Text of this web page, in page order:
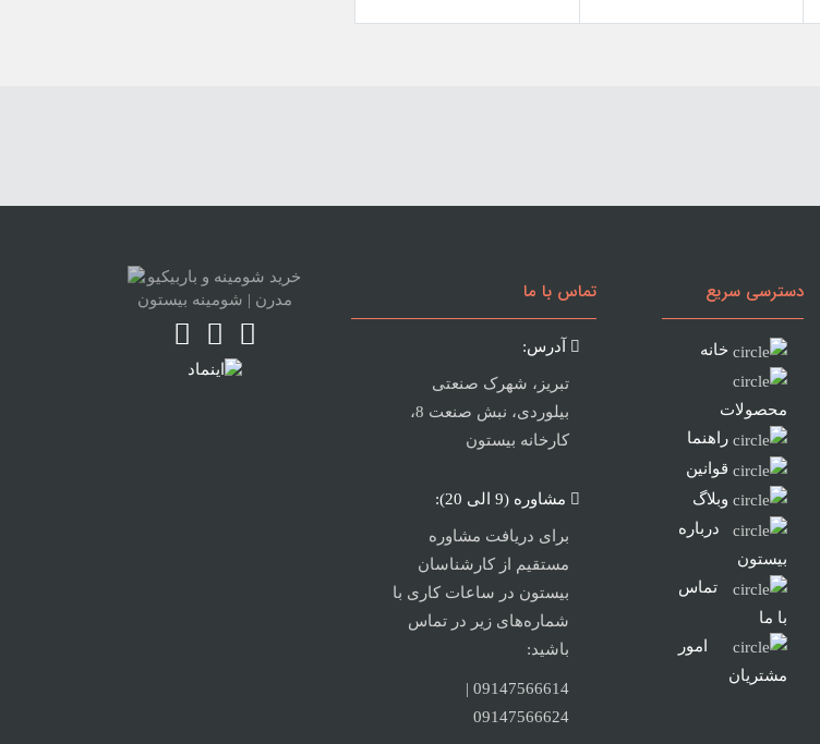
دسترسی سریع
خانه
محصولات
راهنما
قوانین
وبلاگ
درباره
بیستون
تماس
با ما
امور
مشتریان
تماس با ما
آدرس:
تبریز، شهرک صنعتی
بیلوردی، نبش صنعت 8،
کارخانه بیستون
مشاوره (9 الی 20):
برای دریافت مشاوره
مستقیم از کارشناسان
بیستون در ساعات کاری با
شماره‌های زیر در تماس
باشید:
09147566614 |
09147566624